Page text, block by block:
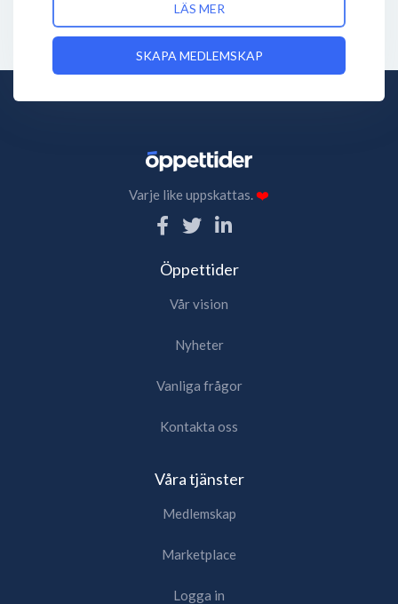
LÄS MER
SKAPA MEDLEMSKAP
Varje like uppskattas.❤️
Öppettider
Vår vision
Nyheter
Vanliga frågor
Kontakta oss
Våra tjänster
Medlemskap
Marketplace
Logga in